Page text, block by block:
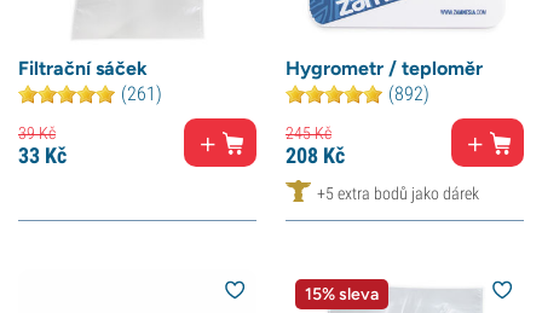
Filtrační sáček
(261)
39Kč
33 Kč
Hygrometr / teploměr
(892)
245Kč
208 Kč
+5 extra bodů jako dárek
15% sleva